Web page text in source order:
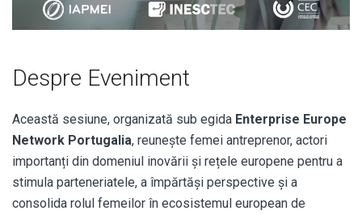
Despre Eveniment
Această sesiune, organizată sub egida Enterprise Europe
Network Portugalia, reunește femei antreprenor, actori
importanți din domeniul inovării și rețele europene pentru a
stimula parteneriatele, a împărtăși perspective și a
consolida rolul femeilor în ecosistemul european de